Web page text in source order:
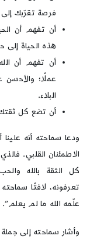
فرصة تقرّبك إلى
أن تفهم أن
هذه الحياة إلى
أن تفهم أن
عملًا؛ والأحسن
البلاء.
أن تضع كل ثقتك
ودعا سماحته أنه
الاطمئنان القلبي.
كل الثقة بالله
تعرفونه، لافتًا
علّمه الله ما لم يعلم”.
وأشار سماحته إلى جملة